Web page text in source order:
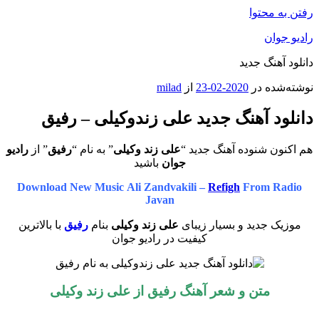
رفتن به محتوا
رادیو جوان
دانلود آهنگ جدید
نوشته‌شده در 2020-02-23 از milad
دانلود آهنگ جدید علی زندوکیلی – رفیق
هم اکنون شنوده آهنگ جدید “علی زند وکیلی” به نام “رفیق” از رادیو
جوان باشید
Download New Music Ali Zandvakili – Refigh From Radio
Javan
موزیک جدید و بسیار زیبای علی زند وکیلی بنامرفیق با بالاترین
کیفیت در رادیو جوان
متن و شعر آهنگرفیق از علی زند وکیلی